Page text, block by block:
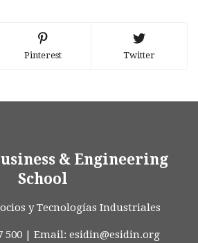
Pinterest Twitter
& Engineering
School
y Tecnologías Industriales
500 | Email: esidin@esidin.org